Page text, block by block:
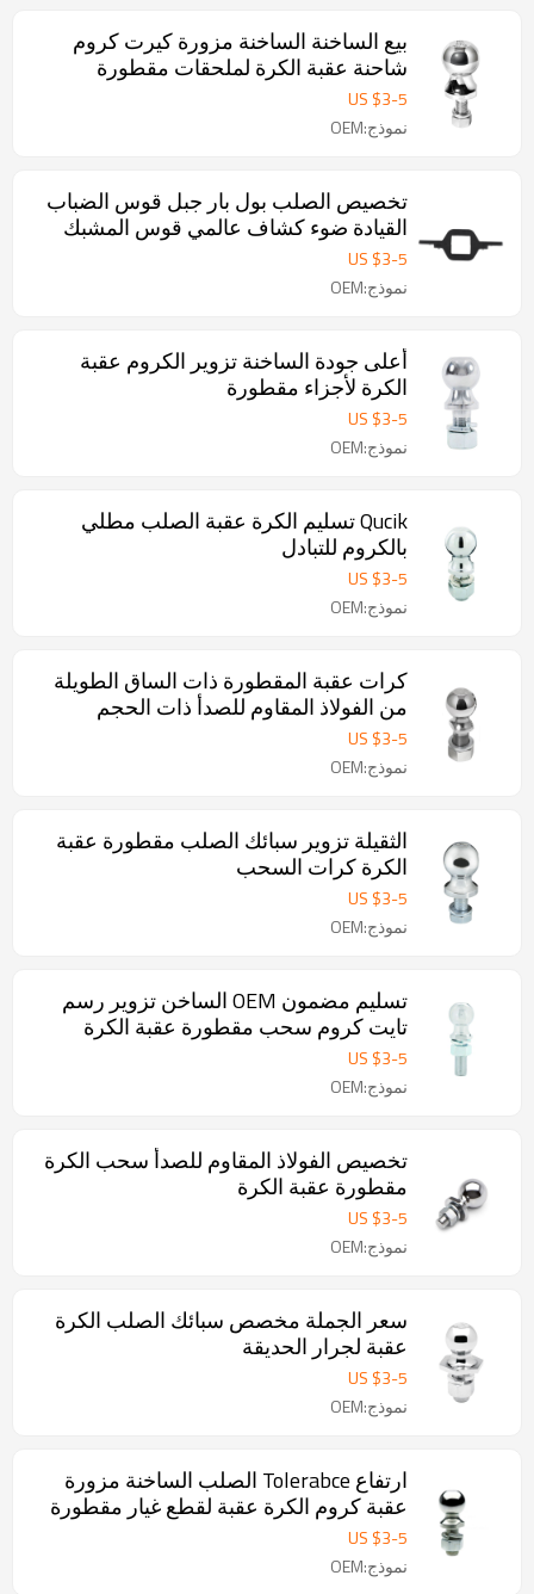
بيع الساخنة الساخنة مزورة كيرت كروم
شاحنة عقبة الكرة لملحقات مقطورة
US $3-5
نموذج:OEM
تخصيص الصلب بول بار جبل قوس الضباب
القيادة ضوء كشاف عالمي قوس المشبك
US $3-5
نموذج:OEM
أعلى جودة الساخنة تزوير الكروم عقبة
الكرة لأجزاء مقطورة
US $3-5
نموذج:OEM
Qucik تسليم الكرة عقبة الصلب مطلي
بالكروم للتبادل
US $3-5
نموذج:OEM
كرات عقبة المقطورة ذات الساق الطويلة
من الفولاذ المقاوم للصدأ ذات الحجم
المخصص
US $3-5
نموذج:OEM
الثقيلة تزوير سبائك الصلب مقطورة عقبة
الكرة كرات السحب
US $3-5
نموذج:OEM
تسليم مضمون OEM الساخن تزوير رسم
تايت كروم سحب مقطورة عقبة الكرة
US $3-5
نموذج:OEM
تخصيص الفولاذ المقاوم للصدأ سحب الكرة
مقطورة عقبة الكرة
US $3-5
نموذج:OEM
سعر الجملة مخصص سبائك الصلب الكرة
عقبة لجرار الحديقة
US $3-5
نموذج:OEM
ارتفاع Tolerabce الصلب الساخنة مزورة
عقبة كروم الكرة عقبة لقطع غيار مقطورة
US $3-5
نموذج:OEM